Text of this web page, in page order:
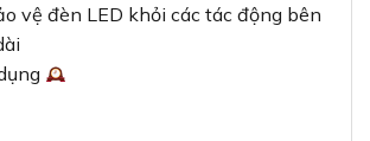
vệ đèn LED khỏi các tác động bên